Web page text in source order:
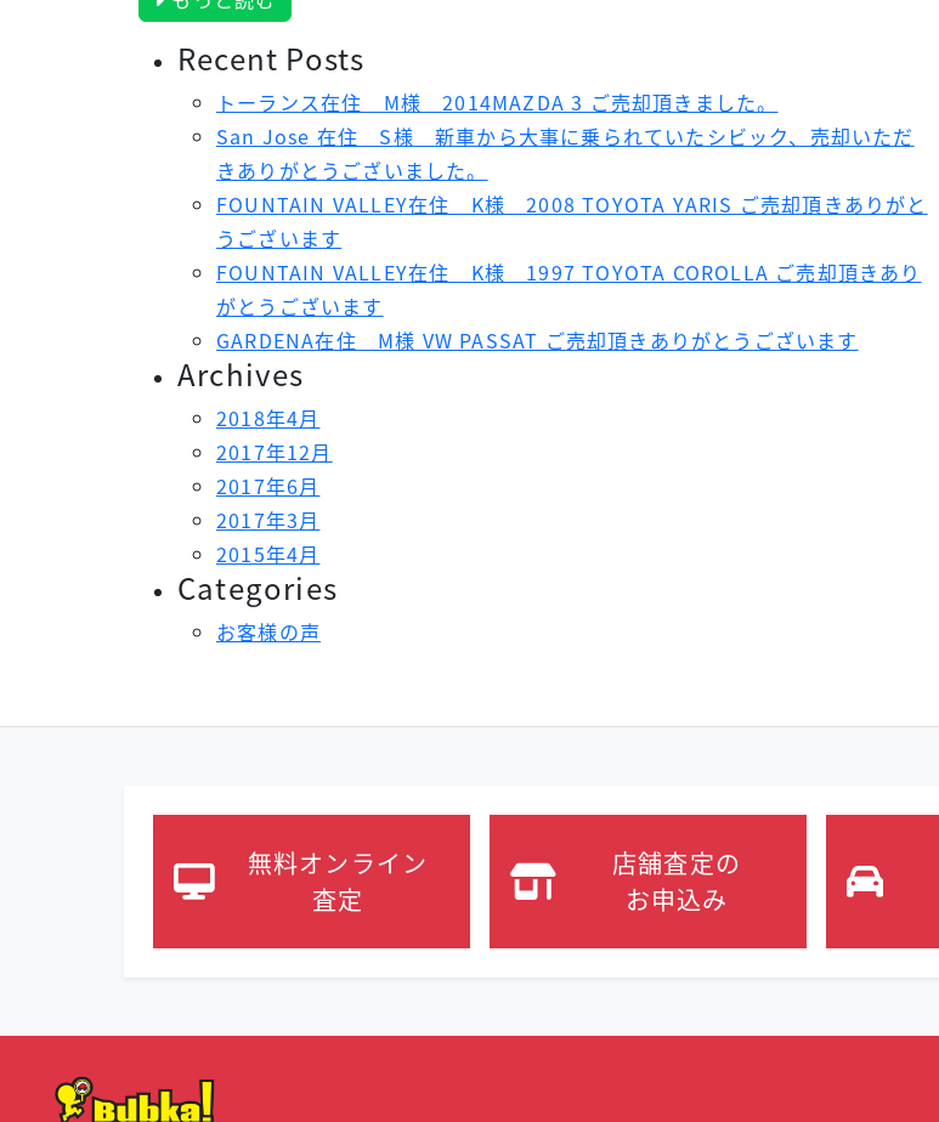
Recent Posts
トーランス在住 M様 2014MAZDA 3 ご売却頂きました。
San Jose 在住 S様 新車から大事に乗られていたシビック、売却いただ
きありがとうございました。
FOUNTAIN VALLEY在住 K様 2008 TOYOTA YARIS ご売却頂きありがと
うございます
FOUNTAIN VALLEY在住 K様 1997 TOYOTA COROLLA ご売却頂きあり
がとうございます
GARDENA在住 M様 VW PASSAT ご売却頂きありがとうございます
Archives
2018年4月
2017年12月
2017年6月
2017年3月
2015年4月
Categories
お客様の声
無料オンライン
査定
店舗査定の
お申込み